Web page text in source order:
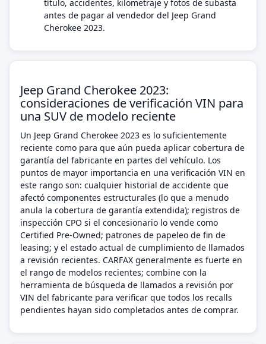
título, accidentes, kilometraje y fotos de subasta
antes de pagar al vendedor del Jeep Grand
Cherokee 2023.
Jeep Grand Cherokee 2023:
consideraciones de verificación VIN para
una SUV de modelo reciente
Un Jeep Grand Cherokee 2023 es lo suficientemente
reciente como para que aún pueda aplicar cobertura de
garantía del fabricante en partes del vehículo. Los
puntos de mayor importancia en una verificación VIN en
este rango son: cualquier historial de accidente que
afectó componentes estructurales (lo que a menudo
anula la cobertura de garantía extendida); registros de
inspección CPO si el concesionario lo vende como
Certified Pre-Owned; patrones de papeleo de fin de
leasing; y el estado actual de cumplimiento de llamados
a revisión recientes. CARFAX generalmente es fuerte en
el rango de modelos recientes; combine con la
herramienta de búsqueda de llamados a revisión por
VIN del fabricante para verificar que todos los recalls
pendientes hayan sido completados antes de comprar.